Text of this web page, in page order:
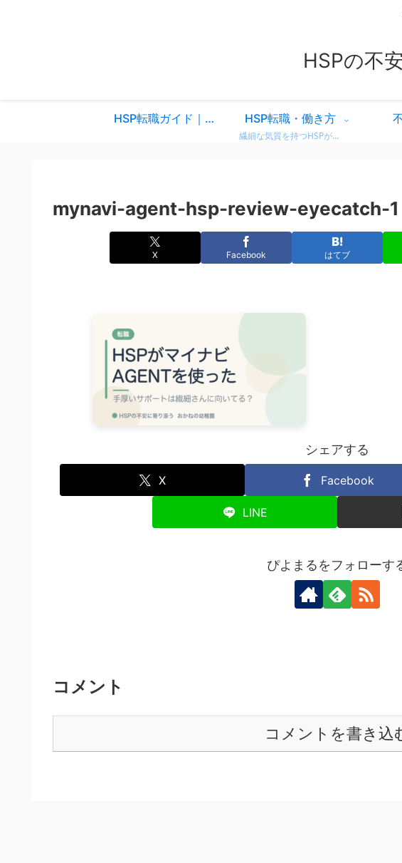
HSPの不
HSP転職ガイド｜仕事を変えるべきか迷ったときに読む、共感と気づきのスタートページ HSP転職・働き方
繊細な気質を持つHSPが、自分に合った働き方を見つけるための情報をまとめています。 営業職での転職体験談や、向いている仕事・避けたい職場の特徴など、リアルな視点からお届け。 「もう我慢しない」働き方を一緒に考えてみませんか？
mynavi-agent-hsp-review-eyecatch-1
X Facebook はてブ
シェアする
X Facebook
LINE
ぴよまるをフォローす
コメント
コメントを書き込